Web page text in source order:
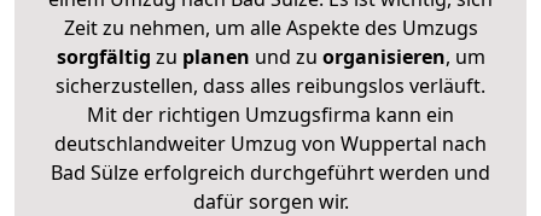
Zeit zu nehmen, um alle Aspekte des Umzugs
sorgfältig zu planen und zu organisieren, um
sicherzustellen, dass alles reibungslos verläuft.
Mit der richtigen Umzugsfirma kann ein
deutschlandweiter Umzug von Wuppertal nach
Bad Sülze erfolgreich durchgeführt werden und
dafür sorgen wir.